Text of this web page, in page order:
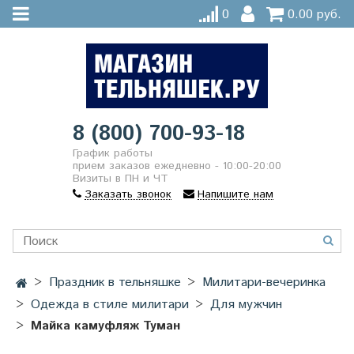
0 0.00 руб.
8 (800) 700-93-18
График работы
прием заказов ежедневно - 10:00-20:00
Визиты в ПН и ЧТ
Заказать звонок
Напишите нам
Праздник в тельняшке
Милитари-вечеринка
Одежда в стиле милитари
Для мужчин
Майка камуфляж Туман